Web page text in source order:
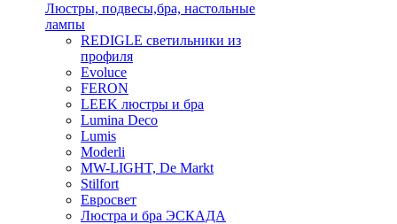
Люстры, подвесы,бра, настольные
лампы
REDIGLE светильники из
профиля
Evoluce
FERON
LEEK люстры и бра
Lumina Deco
Lumis
Moderli
MW-LIGHT, De Markt
Stilfort
Евросвет
Люстра и бра ЭСКАДА